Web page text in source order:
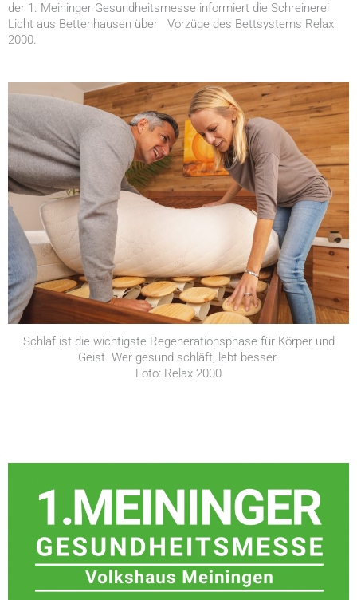
der 1. Meininger Gesundheitsmesse informiert die Schreinerei
Licht aus Bettenhausen über Vorzüge des Bettsystems Relax
2000.
Schlaf ist die wichtigste Regenerationsphase für Körper und
Geist. Wer gesund schläft, lebt besser.
Foto: Relax 2000